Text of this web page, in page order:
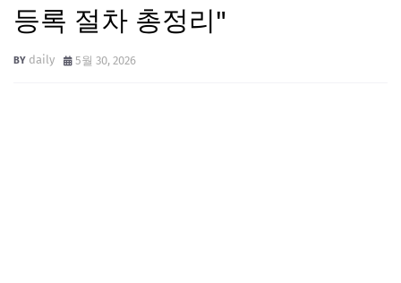
등록 절차 총정리"
daily 5월 30, 2026